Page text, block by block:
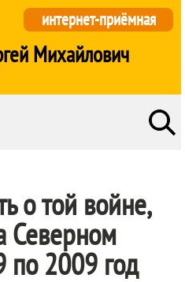
Михайлович
интернет-приёмная
о той войне,
Северном
по 2009 год